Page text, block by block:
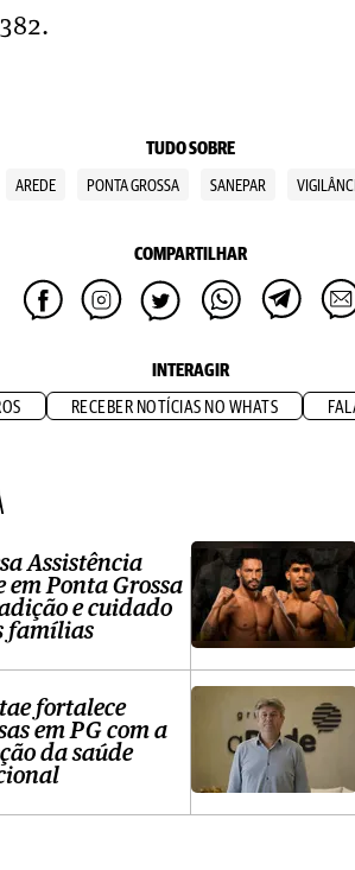
TUDO SOBRE
AREDE PONTA GROSSA SANEPAR
COMPARTILHAR
INTERAGIR
RECEBER NOTÍCIAS NO WHATS
Assistência
em Ponta Grossa
e cuidado
famílias
fortalece
em PG com a
da saúde